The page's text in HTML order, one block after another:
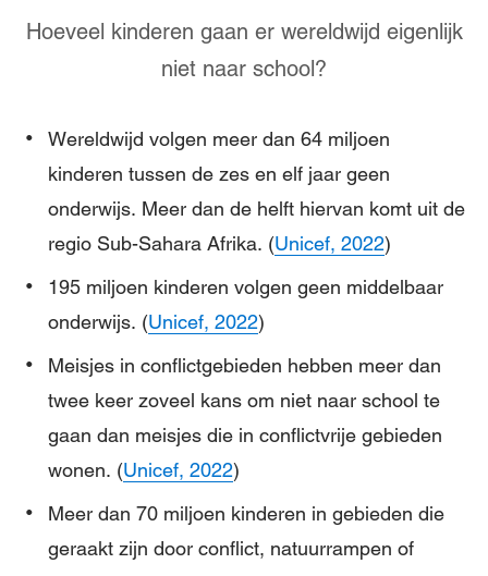
Hoeveel kinderen gaan er wereldwijd eigenlijk
niet naar school?
Wereldwijd volgen meer dan 64 miljoen
kinderen tussen de zes en elf jaar geen
onderwijs. Meer dan de helft hiervan komt uit de
regio Sub-Sahara Afrika. (Unicef, 2022)
195 miljoen kinderen volgen geen middelbaar
onderwijs. (Unicef, 2022)
Meisjes in conflictgebieden hebben meer dan
twee keer zoveel kans om niet naar school te
gaan dan meisjes die in conflictvrije gebieden
wonen. (Unicef, 2022)
Meer dan 70 miljoen kinderen in gebieden die
geraakt zijn door conflict, natuurrampen of